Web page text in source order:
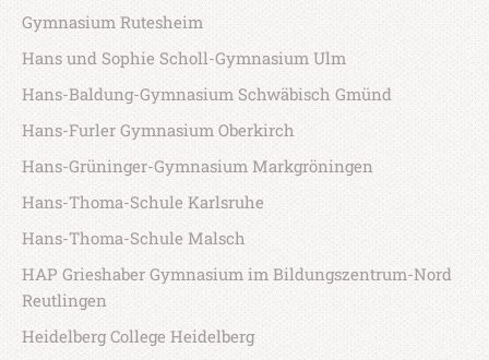
Gymnasium Rutesheim
Hans und Sophie Scholl-Gymnasium Ulm
Hans-Baldung-Gymnasium Schwäbisch Gmünd
Hans-Furler Gymnasium Oberkirch
Hans-Grüninger-Gymnasium Markgröningen
Hans-Thoma-Schule Karlsruhe
Hans-Thoma-Schule Malsch
HAP Grieshaber Gymnasium im Bildungszentrum-Nord
Reutlingen
Heidelberg College Heidelberg